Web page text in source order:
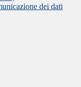
dei dati